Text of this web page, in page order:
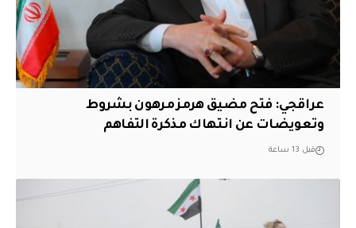
عراقجي: فتح مضيق هرمز مرهون بشروط
وتعويضات عن انتهاك مذكرة التفاهم
قبل 13 ساعة